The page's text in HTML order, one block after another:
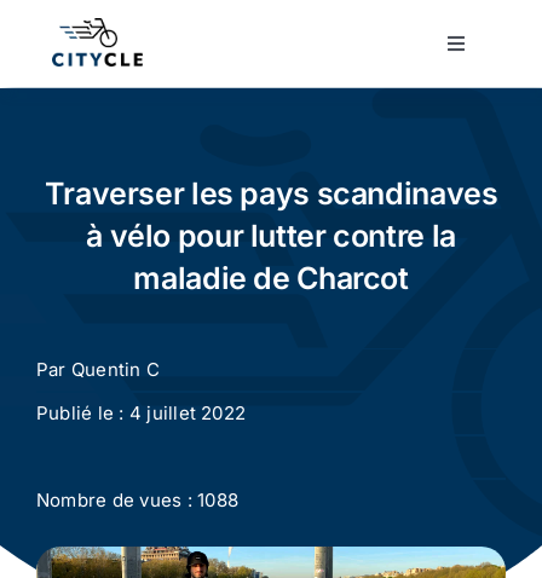
Toggle
Cyclisme urbain
Conseils
Actualité
Traverser les pays scandinaves
à vélo pour lutter contre la
maladie de Charcot
Par Quentin C
Publié le : 4 juillet 2022
Nombre de vues : 1088